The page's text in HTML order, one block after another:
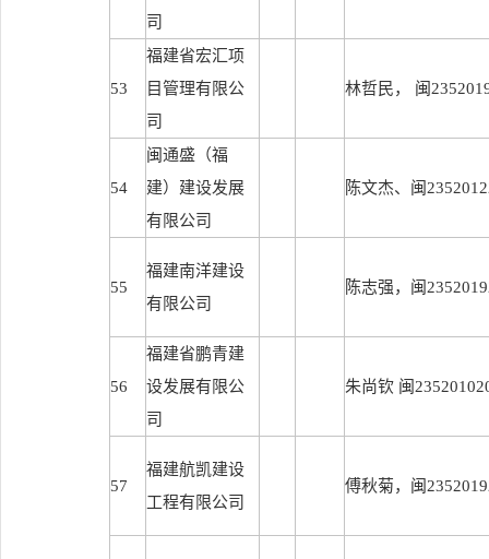
司
53
福建省宏汇项
目管理有限公
司
林哲民， 闽
54
闽通盛（福
建）建设发展
有限公司
陈文杰、闽
55
福建南洋建设
有限公司
陈志强，闽
56
福建省鹏青建
设发展有限公
司
朱尚钦 闽
57
福建航凯建设
工程有限公司
傅秋菊，闽